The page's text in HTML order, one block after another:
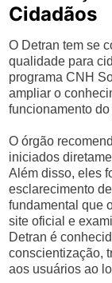
Cidadãos
O Detran tem se
qualidade para
programa CNH
ampliar o
funcionamento
O órgão
iniciados
Além disso, eles
esclarecimento
fundamental que
site oficial e
Detran é
conscientização,
aos usuários ao